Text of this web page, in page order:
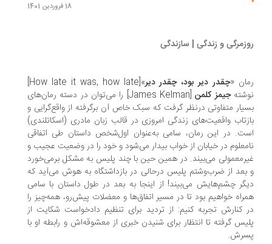
و زندگی | سازندگی
«چقدر دیر بود، چقدر دیر
جیمز کلمن
[James Kelman] را می‌توان در دسته رمان‌های
متفاوتی درنظر گرفت که سبک خاص آن برگرفته از واقع‌گرایی و
واقعیت‌های زندگی امروزی در قالب زبان مادری (اسکاتلندی)
در این رمان، سامی به‌عنوان اول‌شخص داستان طی اتفاقی
در خیابان از خواب بیدار می‌شود و خود را در وضعیت عجیب و
می‌بیند. در همین حین با چند پلیس به مشکل برمی‌خورد
از ضرب‌وشتم پلیس درحالی در بازداشتگاه به هوش می‌آید که
چشم‌هایش می‌بیند! از اینجا به بعد در طول داستان با سامی
خواهیم بود تا در مسیر اتفاق‌ها و معضلات پیش‌رو، همه‌چیز را
کنارش تجربه کنیم: از تردید برای تنظیم دادخواست شکایت از
گرفته تا انتظار برای شنیدن خبری از معشوقه‌اش و رابطه او با